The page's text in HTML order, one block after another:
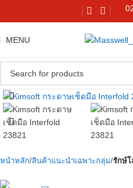
MENU
Click to enlarge
หน้าหลัก สินค้าแนะนำเฉพาะกลุ่ม รักษ์